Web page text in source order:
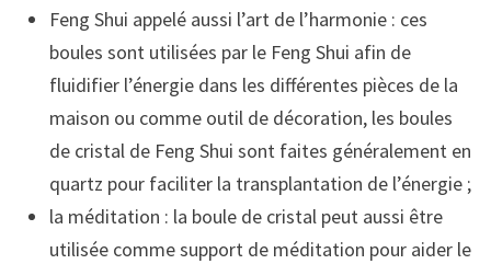
Feng Shui appelé aussi l’art de l’harmonie : ces
boules sont utilisées par le Feng Shui afin de
fluidifier l’énergie dans les différentes pièces de la
maison ou comme outil de décoration, les boules
de cristal de Feng Shui sont faites généralement en
quartz pour faciliter la transplantation de l’énergie ;
la méditation : la boule de cristal peut aussi être
utilisée comme support de méditation pour aider le